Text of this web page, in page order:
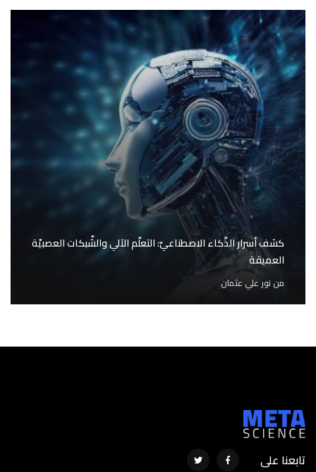
كشف أسرار الذّكاء الاصطناعيّ: التعلّم الآلي والشّبكات العصبيّة
العميقة
من نور علي عثمان
تابعنا على